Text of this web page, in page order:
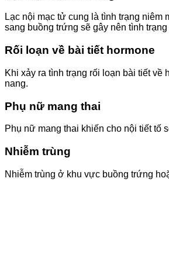
Lạc nội mạc tử cung là tình trạng
sang buồng trứng sẽ gây nên tình
Rối loạn về bài tiết hormone
Khi xảy ra tình trạng rối loạn bài tiết
nang.
Phụ nữ mang thai
Phụ nữ mang thai khiến cho nội tiết tố
Nhiễm trùng
Nhiễm trùng ở khu vực buồng trứng